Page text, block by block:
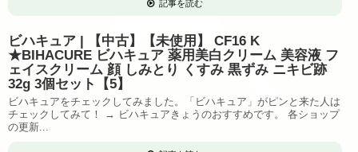
記事を読む
ビハキュア | 【中古】【未使用】 CF16 K
★BIHACURE ビハキュア 薬用美白クリーム 美容液 フ
ェイスクリーム 顔 しみとり くすみ 黒ずみ ニキビ跡
32g 3個セット【5】
ビハキュアをチェックしてみました。「ビハキュア」がピンと来た人は
チェックしてみて！ → ビハキュアきょうのおすすめです。 各ショップ
の更新...